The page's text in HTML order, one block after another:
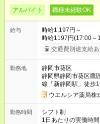
アルバイト 職種未経験OK
給与
時給1,197円～
時給1197円(17:00～
よる更新判定あり
り （大学生は＋20円） 試用期間あり：入社日から3ヶ月間
間の長さ：3ヶ月 雇
交通費別途支給あ
勤務地
静岡市葵区
静岡県静岡市葵区鷹
線「新静岡駅」徒歩1
ウエルシア薬局株
勤務時間
シフト制
1日あたりの実働時